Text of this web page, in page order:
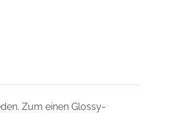
Zum einen Glossy-